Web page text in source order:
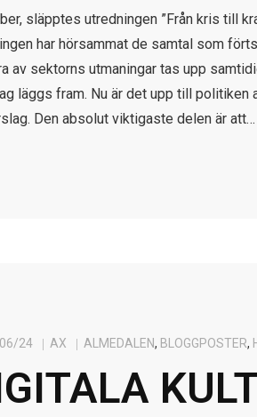
släpptes utredningen ”Från kris till
har hörsammat de samtal som
av sektorns utmaningar tas upp
läggs fram. Nu är det upp till politiken
Den absolut viktigaste delen är att…
24 AX ALMEDALEN, BLOGGPOSTER,